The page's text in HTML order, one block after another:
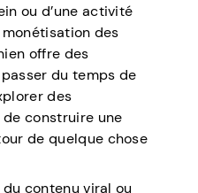
ou d’une activité
des
offre des
du temps de
des
construire une
de quelque chose
du contenu viral ou